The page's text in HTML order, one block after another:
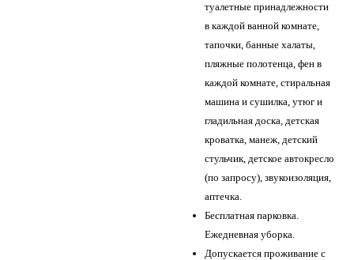
туалетные принадлежности
в каждой ванной комнате,
тапочки, банные халаты,
пляжные полотенца, фен в
каждой комнате, стиральная
машина и сушилка, утюг и
гладильная доска, детская
кроватка, манеж, детский
стульчик, детское автокресло
(по запросу), звукоизоляция,
аптечка.
Бесплатная парковка.
Ежедневная уборка.
Допускается проживание с